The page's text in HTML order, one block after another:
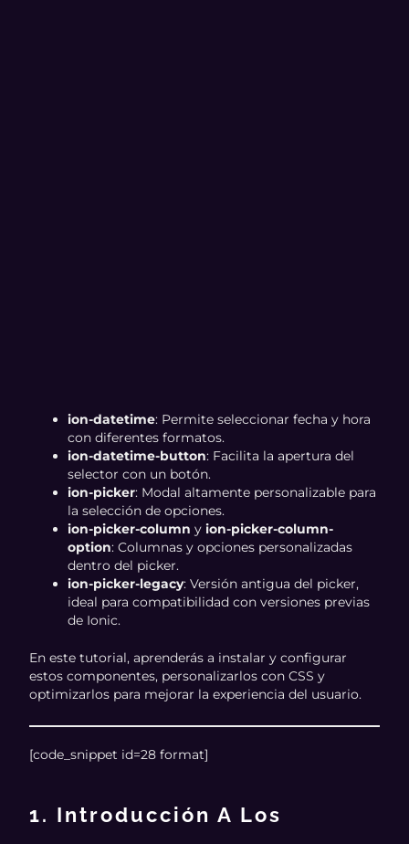
ion-datetime: Permite seleccionar fecha y hora
con diferentes formatos.
ion-datetime-button: Facilita la apertura del
selector con un botón.
ion-picker: Modal altamente personalizable para
la selección de opciones.
ion-picker-column yion-picker-column-
option: Columnas y opciones personalizadas
dentro del picker.
ion-picker-legacy: Versión antigua del picker,
ideal para compatibilidad con versiones previas
de Ionic.
En este tutorial, aprenderás a instalar y configurar
estos componentes, personalizarlos con CSS y
optimizarlos para mejorar la experiencia del usuario.
[code_snippet id=28 format]
1. Introducción A Los